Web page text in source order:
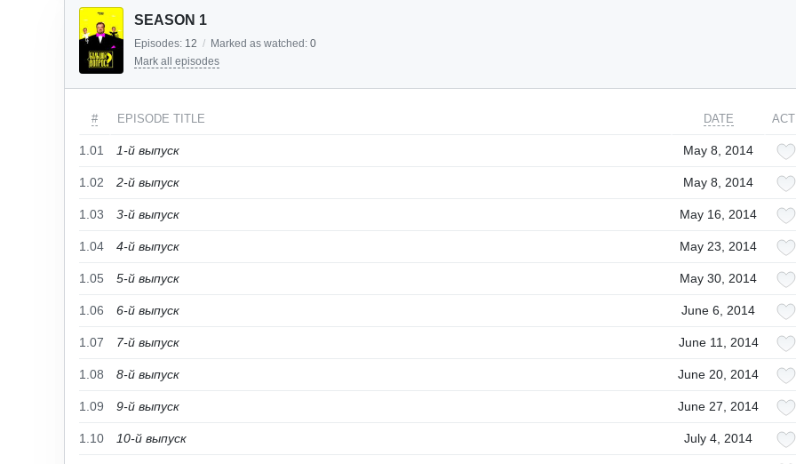
SEASON 1
Episodes: 12 / Marked as watched: 0
Mark all episodes
# EPISODE TITLE DATE
1.01 1-й выпуск May 8, 2014
1.02 2-й выпуск May 8, 2014
1.03 3-й выпуск May 16, 2014
1.04 4-й выпуск May 23, 2014
1.05 5-й выпуск May 30, 2014
1.06 6-й выпуск June 6, 2014
1.07 7-й выпуск June 11, 2014
1.08 8-й выпуск June 20, 2014
1.09 9-й выпуск June 27, 2014
1.10 10-й выпуск July 4, 2014